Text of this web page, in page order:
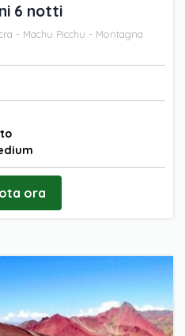
6 notti
- Machu Picchu - Montagna
ora